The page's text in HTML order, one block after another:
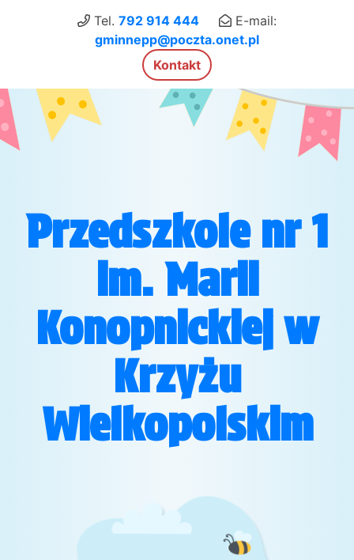
Tel. 792 914 444
E-mail:
gminnepp@poczta.onet.pl
Kontakt
Przedszkole nr 1
im. Marii
Konopnickiej w
Krzyżu
Wielkopolskim